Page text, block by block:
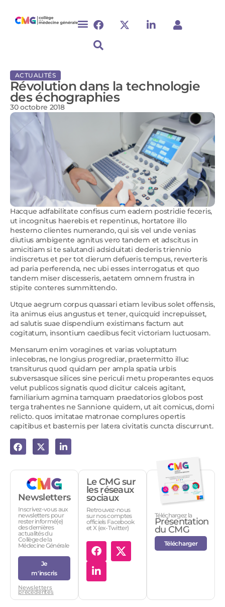
ACTUALITÉS
Révolution dans la technologie
des échographies
30 octobre 2018
Hacque adfabilitate confisus cum eadem postridie feceris,
ut incognitus haerebis et repentinus, hortatore illo
hesterno clientes numerando, qui sis vel unde venias
diutius ambigente agnitus vero tandem et adscitus in
amicitiam si te salutandi adsiduitati dederis triennio
indiscretus et per tot dierum defueris tempus, reverteris
ad paria perferenda, nec ubi esses interrogatus et quo
tandem miser discesseris, aetatem omnem frustra in
stipite conteres summittendo.
Utque aegrum corpus quassari etiam levibus solet offensis,
ita animus eius angustus et tener, quicquid increpuisset,
ad salutis suae dispendium existimans factum aut
cogitatum, insontium caedibus fecit victoriam luctuosam.
Mensarum enim voragines et varias voluptatum
inlecebras, ne longius progrediar, praetermitto illuc
transiturus quod quidam per ampla spatia urbis
subversasque silices sine periculi metu properantes equos
velut publicos signatis quod dicitur calceis agitant,
familiarium agmina tamquam praedatorios globos post
terga trahentes ne Sannione quidem, ut ait comicus, domi
relicto. quos imitatae matronae complures opertis
capitibus et basternis per latera civitatis cuncta discurrunt.
Newsletters
Inscrivez-vous aux
newsletters pour
rester informé(e)
des dernières
actualités du
Collège de la
Médecine Générale
Je
m'inscris
Newsletters
précédentes
Le CMG sur
les réseaux
sociaux
Retrouvez-nous
sur nos comptes
officiels Facebook
et X (ex-Twitter)
Téléchargez la
Présentation
du CMG
Télécharger